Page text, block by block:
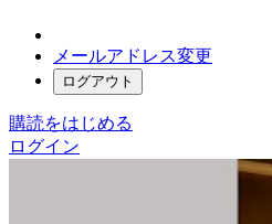
メールアドレス変更
ログアウト
購読をはじめる
ログイン